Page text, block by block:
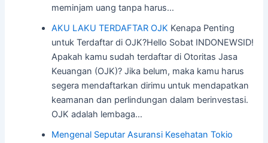
meminjam uang tanpa harus…
AKU LAKU TERDAFTAR OJK Kenapa Penting
untuk Terdaftar di OJK?Hello Sobat INDONEWSID!
Apakah kamu sudah terdaftar di Otoritas Jasa
Keuangan (OJK)? Jika belum, maka kamu harus
segera mendaftarkan dirimu untuk mendapatkan
keamanan dan perlindungan dalam berinvestasi.
OJK adalah lembaga…
Mengenal Seputar Asuransi Kesehatan Tokio